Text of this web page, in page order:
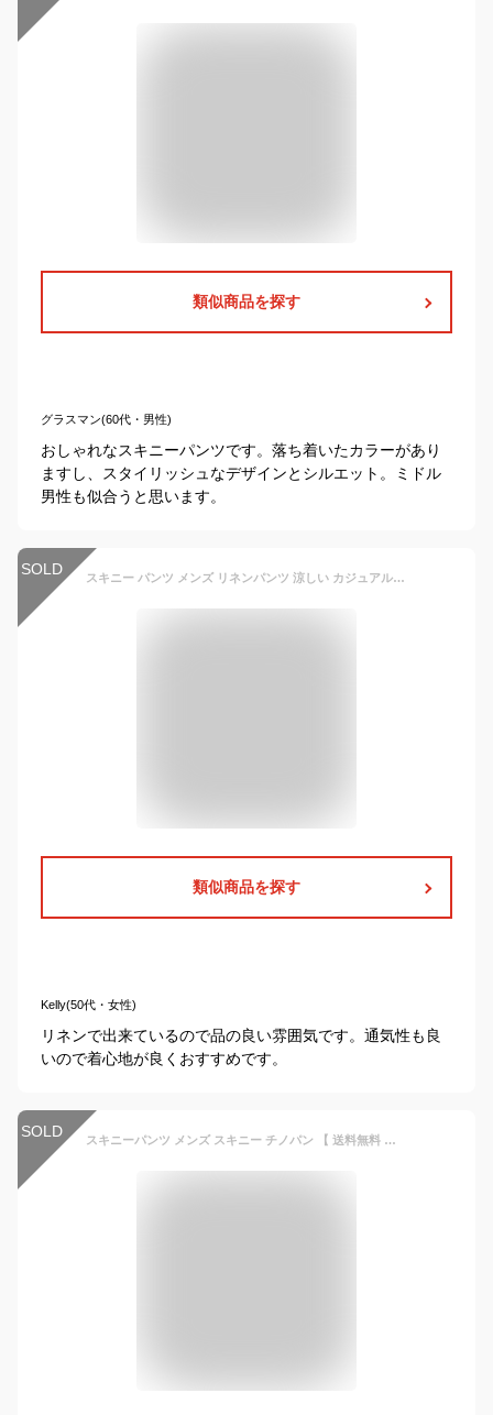
類似商品を探す
グラスマン(60代・男性)
おしゃれなスキニーパンツです。落ち着いたカラーがあり
ますし、スタイリッシュなデザインとシルエット。ミドル
男性も似合うと思います。
SOLD スキニー パンツ メンズ リネンパンツ 涼しい カジュアルパンツ 九分丈パンツ 麻混 チノパン 通気性 イージーパン 男性用ズボン 薄手 綿麻パンツ
類似商品を探す
Kelly(50代・女性)
リネンで出来ているので品の良い雰囲気です。通気性も良
いので着心地が良くおすすめです。
SOLD スキニーパンツ メンズ スキニー チノパン 【 送料無料 】 全15色 新作 スキニーパンツ スリムパンツ チノパン ストレート パンツ 細身 パンツ ブラック 黒 グレンチェック XS S M L LL XXL Black Beauty ブラックビューティー